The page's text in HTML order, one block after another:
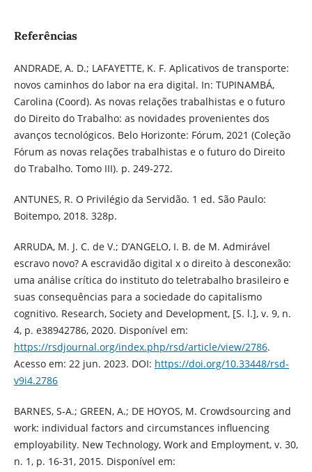
Referências
ANDRADE, A. D.; LAFAYETTE, K. F. Aplicativos de transporte:
novos caminhos do labor na era digital. In: TUPINAMBÁ,
Carolina (Coord). As novas relações trabalhistas e o futuro
do Direito do Trabalho: as novidades provenientes dos
avanços tecnológicos. Belo Horizonte: Fórum, 2021 (Coleção
Fórum as novas relações trabalhistas e o futuro do Direito
do Trabalho. Tomo III). p. 249-272.
ANTUNES, R. O Privilégio da Servidão. 1 ed. São Paulo:
Boitempo, 2018. 328p.
ARRUDA, M. J. C. de V.; D’ANGELO, I. B. de M. Admirável
escravo novo? A escravidão digital x o direito à desconexão:
uma análise crítica do instituto do teletrabalho brasileiro e
suas consequências para a sociedade do capitalismo
cognitivo. Research, Society and Development, [S. l.], v. 9, n.
4, p. e38942786, 2020. Disponível em:
https://rsdjournal.org/index.php/rsd/article/view/2786.
Acesso em: 22 jun. 2023. DOI: https://doi.org/10.33448/rsd-
v9i4.2786
BARNES, S‐A.; GREEN, A.; DE HOYOS, M. Crowdsourcing and
work: individual factors and circumstances influencing
employability. New Technology, Work and Employment, v. 30,
n. 1, p. 16-31, 2015. Disponível em: